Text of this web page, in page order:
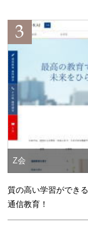
Z会
質の高い学習ができる
通信教育！